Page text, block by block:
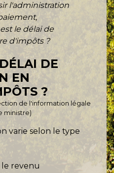
l'administration
le délai de
d'impôts ?
DE
EN
?
de l'information légale
ministre)
varie selon le type
revenu